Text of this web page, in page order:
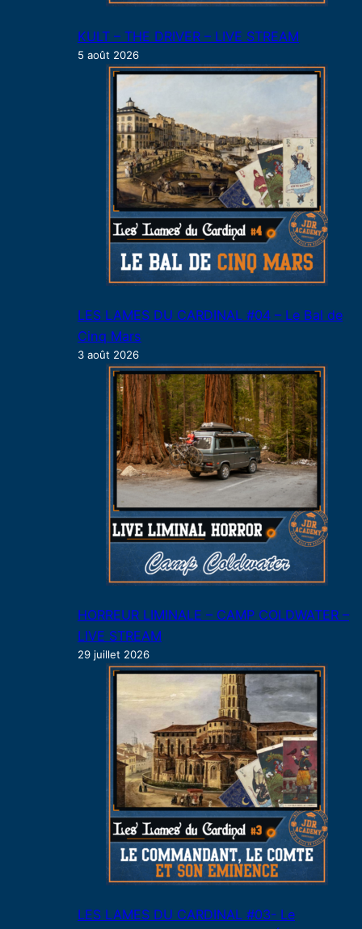
KULT – THE DRIVER – LIVE STREAM
5 août 2026
LES LAMES DU CARDINAL #04 – Le Bal de
Cinq Mars
3 août 2026
HORREUR LIMINALE – CAMP COLDWATER –
LIVE STREAM
29 juillet 2026
LES LAMES DU CARDINAL #03- Le